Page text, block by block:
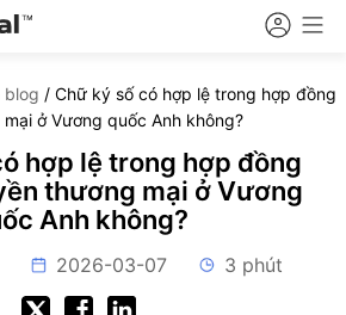
blog / Chữ ký số có hợp lệ trong hợp đồng
ở Vương quốc Anh không?
hợp lệ trong hợp đồng
thương mại ở Vương
Anh không?
2026-03-07 3 phút